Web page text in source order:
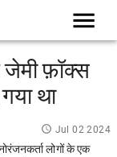
जेमी फ़ॉक्स
था
Jul 02 2024
लोगों के एक